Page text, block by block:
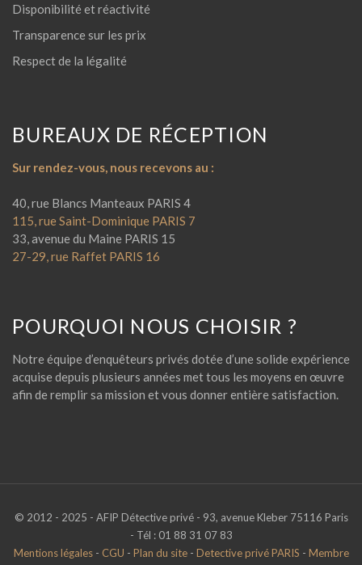
Disponibilité et réactivité
Transparence sur les prix
Respect de la légalité
BUREAUX DE RÉCEPTION
Sur rendez-vous, nous recevons au :
40, rue Blancs Manteaux PARIS 4
115, rue Saint-Dominique PARIS 7
33, avenue du Maine PARIS 15
27-29, rue Raffet PARIS 16
POURQUOI NOUS CHOISIR ?
Notre équipe d’enquêteurs privés dotée d’une solide expérience
acquise depuis plusieurs années met tous les moyens en œuvre
afin de remplir sa mission et vous donner entière satisfaction.
© 2012 - 2025 - AFIP Détective privé - 93, avenue Kleber 75116 Paris
- Tél : 01 88 31 07 83
Mentions légales- CGU - Plan du site- Detective privé PARIS - Membre